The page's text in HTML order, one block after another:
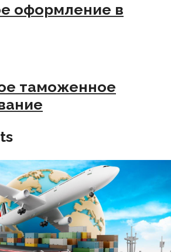
оформление в
таможенное